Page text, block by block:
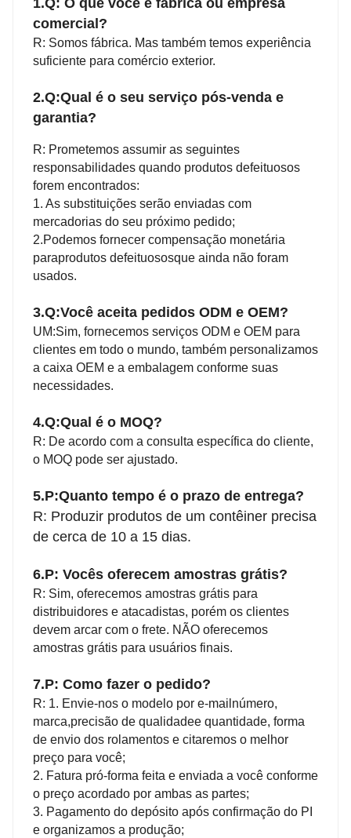
1.Q: O que você é fábrica ou empresa
comercial?
R: Somos fábrica. Mas também temos experiência
suficiente para comércio exterior.
2.Q:Qual é o seu serviço pós-venda e
garantia?
R: Prometemos assumir as seguintes
responsabilidades quando produtos defeituosos
forem encontrados:
1. As substituições serão enviadas com
mercadorias do seu próximo pedido;
2.Podemos fornecer compensação monetária
paraprodutos defeituososque ainda não foram
usados.
3.Q:Você aceita pedidos ODM e OEM?
UM:Sim, fornecemos serviços ODM e OEM para
clientes em todo o mundo, também personalizamos
a caixa OEM e a embalagem conforme suas
necessidades.
4.Q:Qual é o MOQ?
R: De acordo com a consulta específica do cliente,
o MOQ pode ser ajustado.
5.P:Quanto tempo é o prazo de entrega?
R: Produzir produtos de um contêiner precisa
de cerca de 10 a 15 dias.
6.P: Vocês oferecem amostras grátis?
R: Sim, oferecemos amostras grátis para
distribuidores e atacadistas, porém os clientes
devem arcar com o frete. NÃO oferecemos
amostras grátis para usuários finais.
7.P: Como fazer o pedido?
R: 1. Envie-nos o modelo por e-mail número,
marca,precisão de qualidadee quantidade, forma
de envio dos rolamentos e citaremos o melhor
preço para você;
2. Fatura pró-forma feita e enviada a você conforme
o preço acordado por ambas as partes;
3. Pagamento do depósito após confirmação do PI
e organizamos a produção;